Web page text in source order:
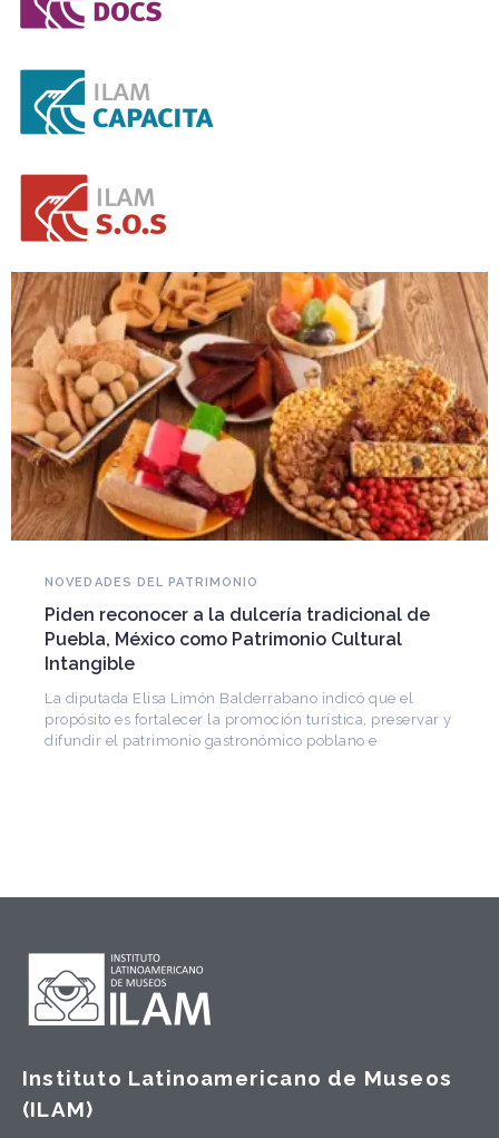
NOVEDADES DEL PATRIMONIO
Piden reconocer a la dulcería tradicional de
Puebla, México como Patrimonio Cultural
Intangible
La diputada Elisa Limón Balderrabano indicó que el
propósito es fortalecer la promoción turística, preservar y
difundir el patrimonio gastronómico poblano e
Instituto Latinoamericano de Museos
(ILAM)